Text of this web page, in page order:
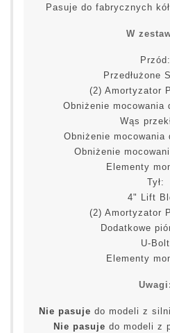
Pasuje do fabrycznych
W
Przód:
Przedłużone
(2) Amortyzator
Obniżenie mocowania
Wąs
Obniżenie mocowania
Obniżenie
Elementy
Tył:
4" Lift
(2) Amortyzator
Dodatkowe
U-Bolt
Elementy
Uwagi:
Nie pasuje do modeli z
Nie pasuje do modeli z